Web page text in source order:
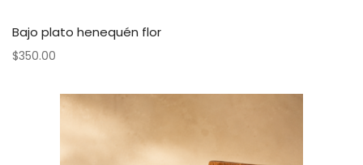
Bajo plato henequén flor
$350.00